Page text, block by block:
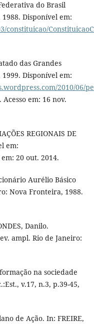
do Brasil
Disponível em:
constituicao/
das Grandes
Disponível em:
2010/06/
Acesso em: 16 nov.
REGIONAIS DE
em:
em: 20 out. 2014.
Aurélio Básico
Nova Fronteira, 1988.
Danilo.
ampl. Rio de Janeiro:
na sociedade
v.17, n.3, p.39-45,
de Ação. In: FREIRE,